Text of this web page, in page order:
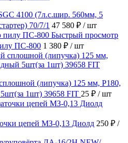
4100 (7л.с.шир. 560мм, 5
70/7/1 47 580 ₽ / шт
Быстрый просмотр
ПС-800 1 380 ₽ / шт
(липучка) 125 мм, Р180,
1шт) 39658 FIT 25 ₽ / шт
цепей МЗ-0,13 Диолд 250 ₽ /